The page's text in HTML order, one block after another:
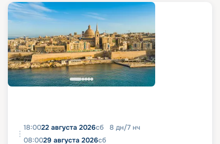
18:0022 августа 2026сб 8 дн/7 нч
08:0029 августа 2026сб